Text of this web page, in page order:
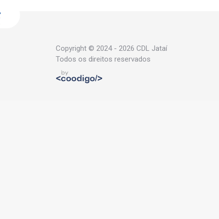
Copyright © 2024 - 2026 CDL Jataí
Todos os direitos reservados